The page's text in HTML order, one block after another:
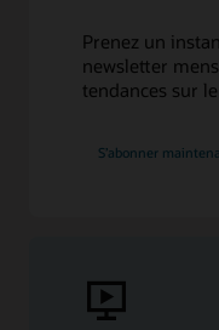
Prenez un
newsletter
tendances sur le
S’abonner